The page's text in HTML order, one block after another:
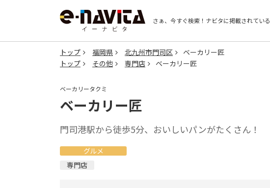
さぁ、今すぐ検索！ ナビタに掲載されている
トップ 福岡県 北九州市門司区
ベーカリー匠
トップ
その他 専門店 ベーカリー匠
ベーカリータクミ
ベーカリー匠
門司港駅から徒歩5分、おいしいパンがたくさん！
グルメ
専門店